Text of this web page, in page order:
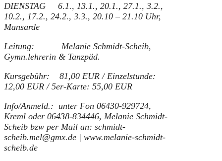
DIENSTAG 6.1., 13.1., 20.1., 27.1., 3.2.,
10.2., 17.2., 24.2., 3.3., 20.10 – 21.10 Uhr,
Mansarde
Leitung: Melanie Schmidt-Scheib,
Gymn.lehrerin & Tanzpäd.
Kursgebühr: 81,00 EUR / Einzelstunde:
12,00 EUR / 5er-Karte: 55,00 EUR
Info/Anmeld.: unter Fon 06430-929724,
Kreml oder 06438-834446, Melanie Schmidt-
Scheib bzw per Mail an: schmidt-
scheib.mel@gmx.de | www.melanie-schmidt-
scheib.de